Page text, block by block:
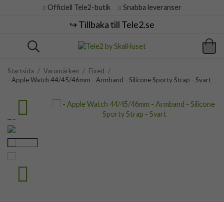
Officiell Tele2-butik Snabba leveranser
↪️ Tillbaka till Tele2.se
Startsida / Varumärken / Fixed /
- Apple Watch 44/45/46mm - Armband - Silicone Sporty Strap - Svart